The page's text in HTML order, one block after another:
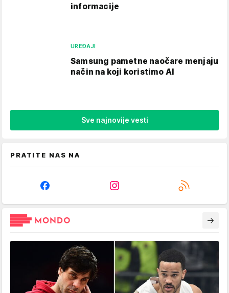
informacije
UREĐAJI
Samsung pametne naočare menjaju
način na koji koristimo AI
Sve najnovije vesti
PRATITE NAS NA